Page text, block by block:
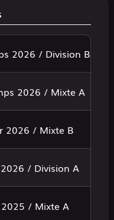
2026 / Division B
2026 / Mixte A
2026 / Mixte B
/ Division A
2025 / Mixte A